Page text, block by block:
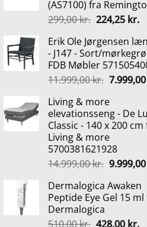
259,00 kr..
(AS7100) fra
299,00kr. Den
pris
var:
299,00 kr..
224,25 kr.
Erik Ole Jørgensen
- J147 - Sort/
FDB Møbler
11.999,00kr. Den
pris
var:
7.999,00
Living & more
elevationsseng - De
Classic - 140 x 200 cm
Living & more
5700381621928
14.999,00kr. Den
pris
var:
9.999,00
Dermalogica Awaken
Peptide Eye Gel 15 ml
Dermalogica
510,00kr. Den
428,00 kr.